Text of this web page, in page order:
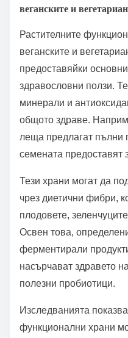
веганските и
Растителните
веганските и
предоставяйки
здравословни ползи.
минерали и
общото здраве.
леща предлагат пълни
семената предоставят
Тези храни могат да
чрез диетични фибри,
плодовете,
Освен това,
ферментирали
насърчават здравето
полезни пробиотици.
Изследванията
функционални храни